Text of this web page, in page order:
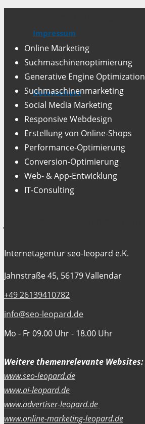
Impressum
Datenschutz
Online Marketing
Suchmaschinenoptimierung
Generative Engine Optimization
Suchmaschinenmarketing
Social Media Marketing
Responsive Webdesign
Erstellung von Online-Shops
Performance-Optimierung
Conversion-Optimierung
Web- & App-Entwicklung
IT-Consulting
Internetagentur seo-leopard e.K.
Jahnstraße 45, 56179 Vallendar
+49 26139410782
info@seo-leopard.de
Mo - Fr 09.00 Uhr - 18.00 Uhr
Weitere themenrelevante Websites:
www.seo-leopard.de
www.ai-leopard.de
www.advertiser-leopard.de
www.online-marketing-leopard.de